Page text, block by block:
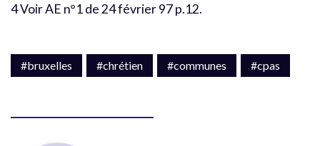
4 Voir AE n°1 de 24 février 97 p.12.
#bruxelles #chrétien #communes #cpas